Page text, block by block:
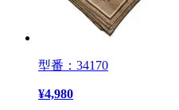
型番：34170
¥4,980